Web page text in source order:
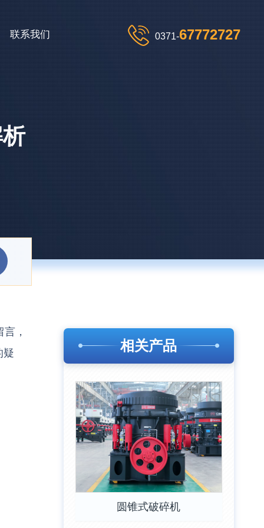
联系我们 0371-67772727
，
疑
相关产品
圆锥式破碎机